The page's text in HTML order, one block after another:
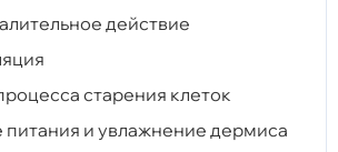
действие
старения клеток
и увлажнение дермиса